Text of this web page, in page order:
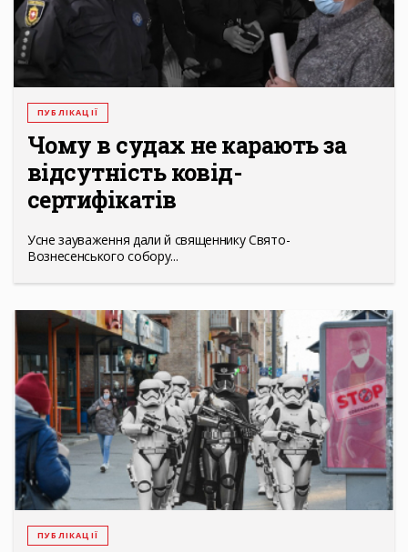
ПУБЛІКАЦІЇ
Чому в судах не карають за
відсутність ковід-
сертифікатів
Усне зауваження дали й священнику Свято-
Вознесенського собору...
ПУБЛІКАЦІЇ